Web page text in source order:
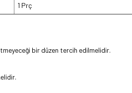
1 Prç
bir düzen tercih edilmelidir.